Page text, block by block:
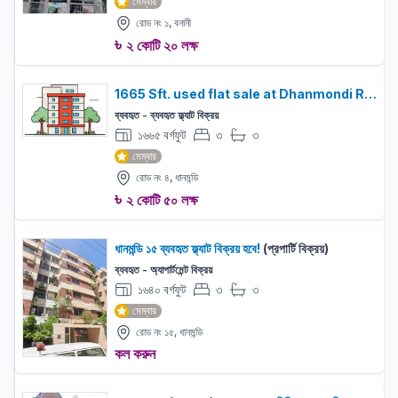
রোড নং ১, বনানী
৳ ২ কোটি ২০ লক্ষ
1665 Sft. used flat sale at Dhanmondi Road 4
ব্যবহৃত - ব্যবহৃত ফ্ল্যাট বিক্রয়
১৬৬৫ বর্গফুট বেড: ৩ বাথরুম:৩
মেম্বার
রোড নং ৪, ধানমন্ডি
৳ ২ কোটি ৫০ লক্ষ
ধানমন্ডি ১৫ ব্যবহৃত ফ্ল্যাট বিক্রয় হবে! (প্রপার্টি বিক্রয়)
ব্যবহৃত - অ্যাপার্টমেন্ট বিক্রয়
১৬৪০ বর্গফুট বেড: ৩ বাথরুম:৩
মেম্বার
রোড নং ১৫, ধানমন্ডি
কল করুন